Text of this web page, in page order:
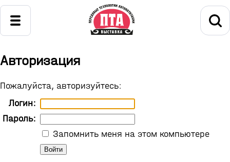
Авторизация
Пожалуйста, авторизуйтесь:
Логин:
Пароль:
Запомнить меня на этом компьютере